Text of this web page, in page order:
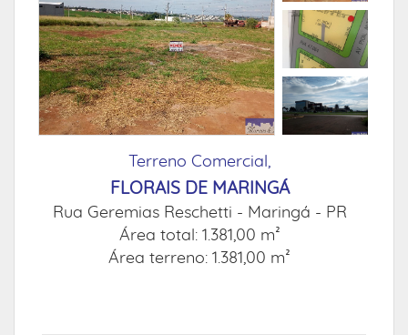
Terreno Comercial,
FLORAIS DE MARINGÁ
Rua Geremias Reschetti - Maringá - PR
Área total: 1.381,00 m²
Área terreno: 1.381,00 m²